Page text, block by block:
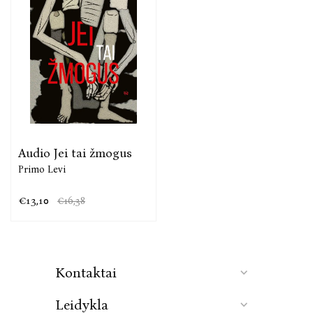
Audio Jei tai žmogus
Primo Levi
€13,10 €16,38
Kontaktai
Leidykla